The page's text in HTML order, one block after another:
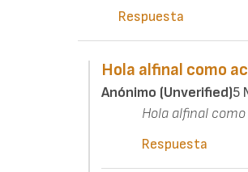
Respuesta
Hola alfinal como
Anónimo (unverified)5
Hola alfinal
Respuesta